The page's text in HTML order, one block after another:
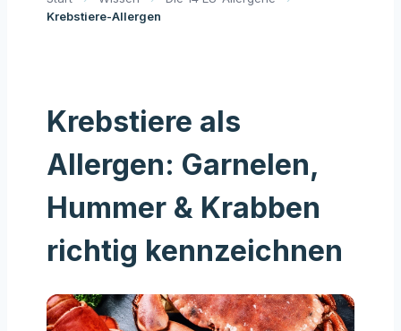
Krebstiere-Allergen
Krebstiere als
Allergen: Garnelen,
Hummer & Krabben
richtig kennzeichnen